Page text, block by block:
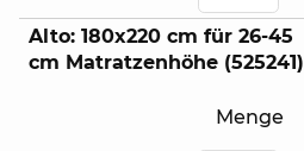
Alto: 180x220 cm für 26-45
cm Matratzenhöhe (525241)
Menge